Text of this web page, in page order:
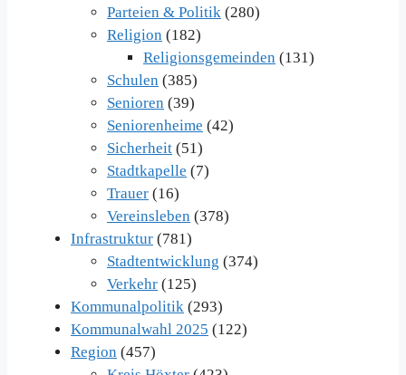
Parteien & Politik (280)
Religion (182)
Religionsgemeinden (131)
Schulen (385)
Senioren (39)
Seniorenheime (42)
Sicherheit (51)
Stadtkapelle (7)
Trauer (16)
Vereinsleben (378)
Infrastruktur (781)
Stadtentwicklung (374)
Verkehr (125)
Kommunalpolitik (293)
Kommunalwahl 2025 (122)
Region (457)